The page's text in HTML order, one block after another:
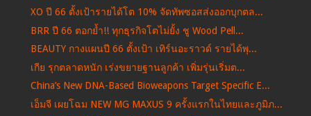
XO ปี 66 ตั้งเป้ารายได้โต 10% จัดทัพซอสส่งออกบุกตล...
BRR ปี 66 ตอกย้ำ!! ทุกธุรกิจโตไม่ยั้ง ชู Wood Pell...
BEAUTY กางแผนปี 66 ตั้งเป้า เทิร์นอะราวด์ รายได้พุ...
เกีย รุกตลาดหนัก เร่งขยายฐานลูกค้า เพิ่มรุ่นเริ่มต...
China’s New DNA-Based Bioweapons Target Specific E...
เอ็มจี เผยโฉม NEW MG MAXUS 9 ครั้งแรกในไทยและภูมิภ...